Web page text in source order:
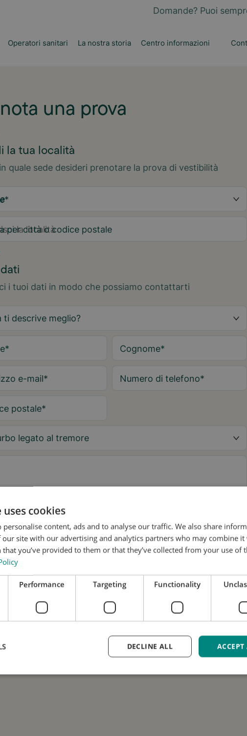
Domande? Puoi
Operatori sanitari La nostra storia Centro informazioni
una prova
la tua località
quale sede desideri prenotare la prova di vestibilità
*
per città o codice postale
i tuoi dati in modo che possiamo contattarti
* Cognome*
e-mail* Numero di telefono*
postale*
ricevere consigli su Tremor e aggiornamenti su Stil.
a che Stil utilizzi i miei dati per scopi di ricerca e
in conformità con
richiesta è gratuita e senza impegno. Tratteremo i tuoi dati
cookies
personalise content, ads and to analyse our traffic. We also share
site with our advertising and analytics partners who may combine it
you’ve provided to them or that they’ve collected from your use of
Performance Targeting Functionality
DECLINE ALL